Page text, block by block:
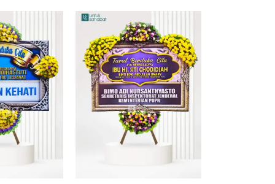
price
was:
Rp825.000.
Current
Rp799.000.